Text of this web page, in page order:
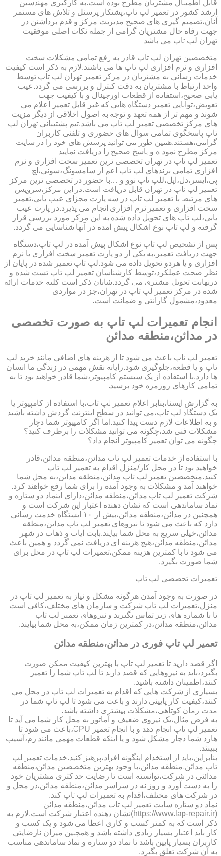
قابل اطمینال مشتریان مطرح بوده است.به کارگیری مهندسین
ارشد کشور در تعمیر لپ تاپ،پشتکار پرسنل و تلاش های مستمر
آنان،تصمیم گیری های صحیح مدیریت مرکز و قدم برداشتن در
جهت رفاه حال مشتریان گرامی از جمله نکات اصلی موفقیت
تهران لپ تاپ می باشد
متخصصین تهران لپ تاپ قادر به رفع تمامی مشکلات سخت
افزاری و نرم افزاری لپ تاپ ها می باشند.لازم به ذکر است کیفیت
خدمات رسانی به مشتریان در مرکز تعمیر تهران لپ تاپ توسط
واحد ارتباط با مشتریان به دقت کنترل و بررسی می گردد.عیب
یابی صحیح،استفاده از قطعات اورجینال و با کیفیت جهت
تعویض،توانایی تعمیر دستگاه هایی که غیر قابل تعمیر اعلام می
شوند و مهم تر از همه تعهد و توجه به اصول اخلاقی از دیگر مزیت
های مرکز تخصصی تعمیر لپ تاپ می باشد.تیم پشتیبانی تهران لپ
تاپ پاسخگوی تمامی سوال های حضوری و تلفنی کاربران
گرامی،هستند.همین طور می توانید پرسش های خود را در سایت
مرکز مطرح نمود ه و پاسخ صحیح را دریافت نمایید
تعمیر لپ تاپ در تهران تخصصی ترین تعمیر سخت افزاری و نرم
افزاری تمامی برندهای لپ تاپ اعم از سامسونگ،سونی،اچ
پی،ایسر،دل،اپل،للپ تاپ نوو و …با حضور در تخصصی ترین مرکز
تعمیر لپ تاپ در تهران قابل دریافت است.در این مرکز،سرویس
های مرتبط با تعمیر لپ تاپ در سه پارت مجزای عیب یابی،تعمیر
سخت افزاری و تعمیر نرم افزاری انجام می پذیرد.در پارت عیب
یابی،لپ تاپ های تحویل داده شده به این مرکز مورد بررسی قرار
گرفته و لپ تاپ نوع اشکال پیش امده در آنها شناسایی می گردد.
پس از تشخیص لپ تاپ نوع اشکال پیش آمده در لپ تاپ،دستگاه
جهت دریافت تعمیر،به یکی از دو پارت تعمیر سخت افزاری یا نرم
افزاری و یا هردو تحویل داده می شود.لپ تاپ تعمیر شده در پایان از
نظر صحت عملکرد،توسط کارشناسان تعمیر لپ تاپ تست شده و
درنهایت تحویل مشتری می گردد.شایان ذکر است کلیه خدمات ارائه
شده در مرکز تعمیر لپ تاپ در تهران،جز در مواردی
معدود،مشمول گارانتی و ضمانت است.
انجام تعمیرات لپ تاپ به صورت تخصصی
در مدائن،منطقه مدائن
تعمیر لپ تاپ باعث می شود تا از هزینه های اضافی مانند خرید لپ
تاپ و یا قطعه،جلوگیری شود.رایانه نقش مهمی در زندگی ما انسان
ها دارد.با استفاده از یک سیستم کامپیوتر،شما قادر خواهید بود تا به
تمامی کارهای روزمره خود برسید.
به گزارش ایسنا،بنابر اعلام تعمیر لپ تاب،با استفاده از کامپیوتر یا
یک دستگاه لپ تاپ،می توانید در سطح اینترنت گردش داشته باشید
و به اطلاعات لازم دست پیدا کنید.اما اگر کامپیوتر شما دچار
مشکلات فنی شد،چگونه می توانید مشکلات را برطرف کنید؟
چگونه می توان تعمیر کامپیوتر انجام داد؟
با استفاده از خدمات تعمیر لپ تاب مدائن،منطقه مدائن،قادر
خواهید بود تا در محل کار/منزل اقدام به تعمیر لپ تاپ
کنید.متخصصین تعمیر لپ تاب مدائن،منطقه مدائن،به محل شما
خواهند آمد و مشکلات به وجود آمده را برای شما رفع خواهند کرد.
شرکت تعمیر لپ تاب مدائن،منطقه مدائن،دارای اینماد دو ستاره و
نماد ساماندهی است که نشان دهنده اعتبار این شرکت است و
همچنین در مدائن،منطقه مدائن،بیش از ۱۰ ایستگاه خدمت رسانی
دارد که باعث می شود تا نیروهای تعمیر لپ تاب مدائن،منطقه
مدائن،خیلی سریع به محل شما بیایند.بابت ایاب و ذهاب در شهر
مدائن،منطقه مدائن،هیچ هزینه ای دریافت نمی گردد و همین باعث
می شود تا با کمترین هزینه ممکن،تعمیرات لپ تاپ در محل برای
شما صورت بگیرد.
تعمیرات تخصصی لپ تاپ
در صورت به وجود آمدن هرگونه مشکل و نیاز به تعمیر لپ تاپ در
منزل،تعمیرات لپ تاپ شرکت و سازمان های مختلف،کافی است
تا با شماره های زیر تماس بگیرید و نیروهای تعمیر لپ تاب
مدائن،منطقه مدائن،در کمترین زمان ممکن،به محل شما بیایند.
تعمیر لپ تاپ فوری در مدائن،منطقه مدائن
اگر قصد دارید تا تعمیر لپ تاپ با بهترین کیفیت ممکن صورت
بگیرد،باید به نیروهایی که قصد دارند تا لپ تاپ شما را تعمیر
کنند،اطمینان داشته باشید.
بسیاری از شرکت هایی که اقدام به تعمیرات لپ تاپ در محل می
کنند،کیفیت کار پایینی دارند و باعث می شود تا لپ تاپ شما در
مدت زمان کوتاهی،مشکلات بیشتری داشته باشد.
به فرض مثال،یک نیروی ضعیف و آماتور به محل کار شما می آید تا
تعمیر لپ تاپ انجام دهد و با انجام تعمیر CPU،باعث می شود تا
هارد شما دچار مشکل شود و یا اینکه قطعات مهمی مانند رم،آسیب
ببینند.
بنابراین،باید از استخدام اینگونه افراد،پرهیز کنید.خدمات تعمیر لپ
تاب مدائن،منطقه مدائن،با وجود بهترین متخصصین مدائن،منطقه
مدائنی در شرکت،توانسته است تا رضایت حداکثری مشتریان خود
را به دست آورد و روزانه در سراسر مدائن،منطقه مدائن،در محل و
در شرکت های مختلف،اقدام به تعمیرات لپ تاپ کند.
نماد دو ستاره سایت تعمیر لپ تاب مدائن،منطقه مدائن
(https://www.lap-repair.ir)نشان دهنده اعتبار شرکت است.لازم به
ذکر است که به کمتر کسب و کاری اعطا می شود و یک کسب و
کار باید اعتبار بسیار زیادی داشته باشد و همچنین میزان نارضایتی
کاربران بسیار پایین باشد تا نماد دو ستاره و نماد ساماندهی مناسب
به آن شرکت تعلق بگیرد.